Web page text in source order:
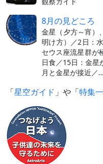
8月の見どころ
金星（夕方～宵）
明け方）／2日：
セウス座流星群が
日食／15日：金星
月と金星が接近／…
「星空ガイド 」や「特集